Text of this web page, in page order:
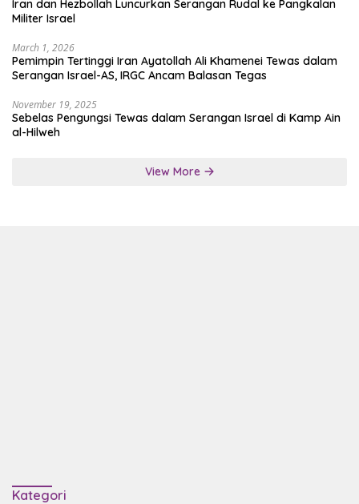
Iran dan Hezbollah Luncurkan Serangan Rudal ke Pangkalan
Militer Israel
March 1, 2026
Pemimpin Tertinggi Iran Ayatollah Ali Khamenei Tewas dalam
Serangan Israel-AS, IRGC Ancam Balasan Tegas
November 19, 2025
Sebelas Pengungsi Tewas dalam Serangan Israel di Kamp Ain
al-Hilweh
View More
Kategori